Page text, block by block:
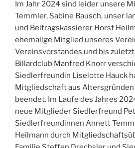
Im Jahr 2024 sind leider unsere
Temmler, Sabine Bausch, unser
und Beitragskassierer Horst
ehemalige Mitglied unseres
Vereinsvorstandes und bis
Billardclub Manfred Knorr
Siedlerfreundin Liselotte Hauck
Mitgliedschaft aus Altersgründen
beendet. Im Laufe des Jahres
neue Mitglieder Siedlerfreund
Siedlerfreundinnen Annett
Heilmann durch